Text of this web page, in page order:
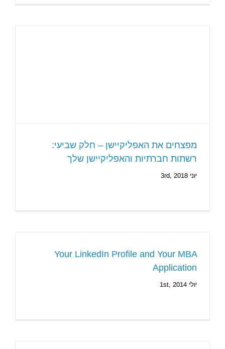
מפצחים את האפליקיישן – חלק שביעי:
רשתות חברתיות והאפליקיישן שלך
יוני 3rd, 2018
Your LinkedIn Profile and Your MBA
Application
יולי 1st, 2014